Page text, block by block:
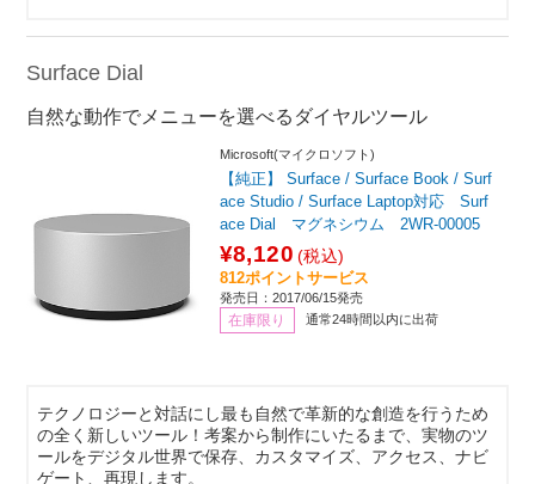
Surface Dial
自然な動作でメニューを選べるダイヤルツール
Microsoft(マイクロソフト)
【純正】 Surface / Surface Book / Surf
ace Studio / Surface Laptop対応 Surf
ace Dial マグネシウム 2WR-00005
¥8,120 (税込)
812ポイントサービス
発売日：2017/06/15発売
在庫限り 通常24時間以内に出荷
テクノロジーと対話にし最も自然で革新的な創造を行うため
の全く新しいツール！考案から制作にいたるまで、実物のツ
ールをデジタル世界で保存、カスタマイズ、アクセス、ナビ
ゲート、再現します。